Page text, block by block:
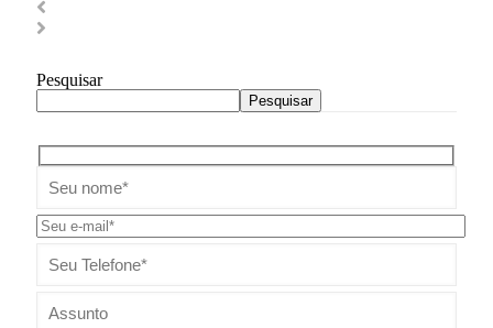
Pesquisar
Pesquisar